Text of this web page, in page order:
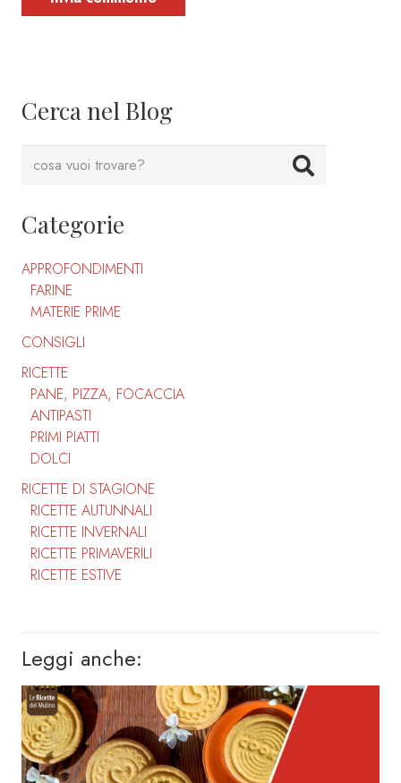
Cerca nel Blog
Categorie
APPROFONDIMENTI
FARINE
MATERIE PRIME
CONSIGLI
RICETTE
PANE, PIZZA, FOCACCIA
ANTIPASTI
PRIMI PIATTI
DOLCI
RICETTE DI STAGIONE
RICETTE AUTUNNALI
RICETTE INVERNALI
RICETTE PRIMAVERILI
RICETTE ESTIVE
Leggi anche: